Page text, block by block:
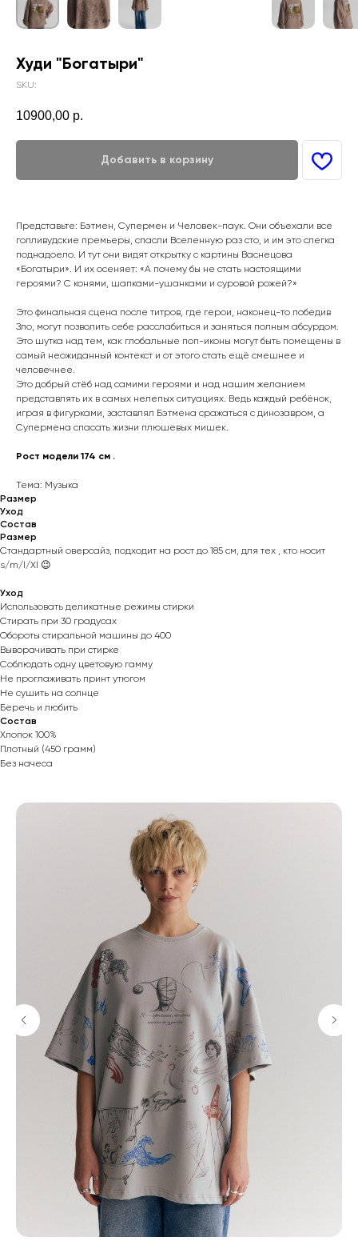
Худи "Богатыри"
SKU:
10900,00 р.
Добавить в корзину
Представьте: Бэтмен, Супермен и Человек-паук. Они объехали все
голливудские премьеры, спасли Вселенную раз сто, и им это слегка
поднадоело. И тут они видят открытку с картины Васнецова
«Богатыри». И их осеняет: «А почему бы не стать настоящими
героями? С конями, шапками-ушанками и суровой рожей?»
Это финальная сцена после титров, где герои, наконец-то победив
Зло, могут позволить себе расслабиться и заняться полным абсурдом.
Это шутка над тем, как глобальные поп-иконы могут быть помещены в
самый неожиданный контекст и от этого стать ещё смешнее и
человечнее.
Это добрый стёб над самими героями и над нашим желанием
представлять их в самых нелепых ситуациях. Ведь каждый ребёнок,
играя в фигурками, заставлял Бэтмена сражаться с динозавром, а
Супермена спасать жизни плюшевых мишек.
Рост модели 174 см .
Тема: Музыка
Размер
Уход
Состав
Размер
Стандартный оверсайз, подходит на рост до 185 см, для тех , кто носит
s/m/l/Xl 😉
Уход
Использовать деликатные режимы стирки
Стирать при 30 градусах
Обороты стиральной машины до 400
Выворачивать при стирке
Соблюдать одну цветовую гамму
Не проглаживать принт утюгом
Не сушить на солнце
Беречь и любить
Состав
Хлопок 100%
Плотный (450 грамм)
Без начеса